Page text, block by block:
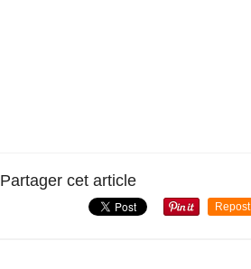
Partager cet article
Repost